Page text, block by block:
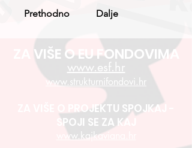
Prethodno Dalje
ZA VIŠE O EU FONDOVIMA
www.esf.hr
www.strukturnifondovi.hr
ZA VIŠE O PROJEKTU SPOJKAJ -
SPOJI SE ZA KAJ
www.kajkaviana.hr